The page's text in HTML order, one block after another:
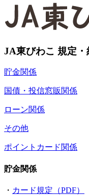
JA東びわこ 規定・
貯金関係
国債・投信窓販関係
ローン関係
その他
ポイントカード関係
貯金関係
・ カード規定（PDF）